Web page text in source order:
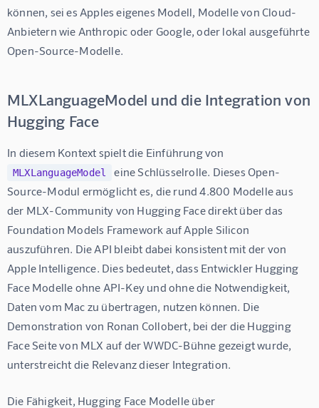
können, sei es Apples eigenes Modell, Modelle von Cloud-
Anbietern wie Anthropic oder Google, oder lokal ausgeführte
Open-Source-Modelle.
MLXLanguageModel und die Integration von
Hugging Face
In diesem Kontext spielt die Einführung von
MLXLanguageModel
eine Schlüsselrolle. Dieses Open-
Source-Modul ermöglicht es, die rund 4.800 Modelle aus
der MLX-Community von Hugging Face direkt über das
Foundation Models Framework auf Apple Silicon
auszuführen. Die API bleibt dabei konsistent mit der von
Apple Intelligence. Dies bedeutet, dass Entwickler Hugging
Face Modelle ohne API-Key und ohne die Notwendigkeit,
Daten vom Mac zu übertragen, nutzen können. Die
Demonstration von Ronan Collobert, bei der die Hugging
Face Seite von MLX auf der WWDC-Bühne gezeigt wurde,
unterstreicht die Relevanz dieser Integration.
Die Fähigkeit, Hugging Face Modelle über